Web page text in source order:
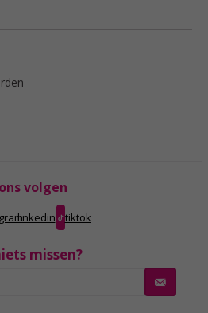
volgen
linkedin tiktok
missen?